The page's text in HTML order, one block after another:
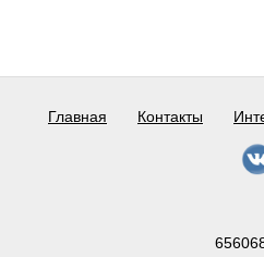
Главная Контакты